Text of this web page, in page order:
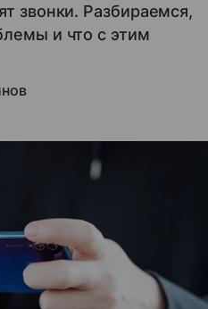
звонки. Разбираемся,
и что с этим